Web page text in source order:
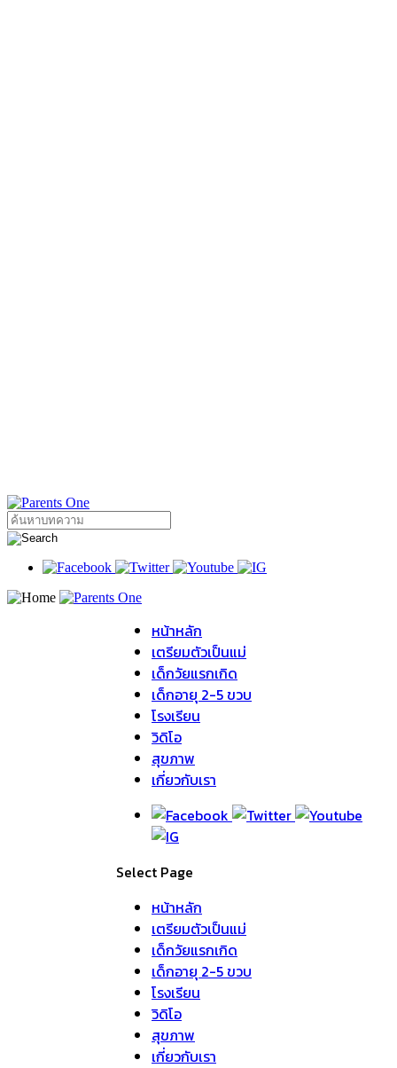
หน้าหลัก
เตรียมตัวเป็นแม่
เด็กวัยแรกเกิด
เด็กอายุ 2-5 ขวบ
โรงเรียน
วิดิโอ
สุขภาพ
เกี่ยวกับเรา
Select Page
หน้าหลัก
เตรียมตัวเป็นแม่
เด็กวัยแรกเกิด
เด็กอายุ 2-5 ขวบ
โรงเรียน
วิดิโอ
สุขภาพ
เกี่ยวกับเรา